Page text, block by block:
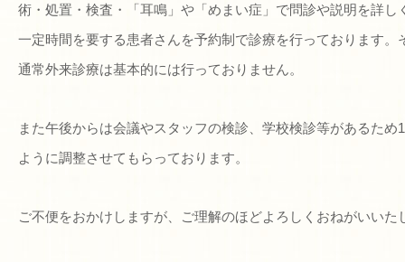
術・処置・検査・「耳鳴」や「めまい症」で問診や説明を詳
一定時間を要する患者さんを予約制で診療を行っております
通常外来診療は基本的には行っておりません。
また午後からは会議やスタッフの検診、学校検診等があるた
ように調整させてもらっております。
ご不便をおかけしますが、ご理解のほどよろしくおねがいいた